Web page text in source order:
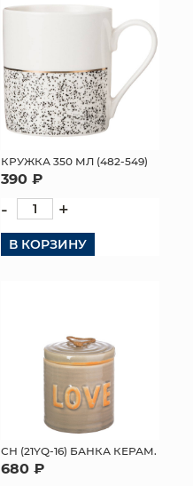
КРУЖКА 350 МЛ (482-549)
390 ₽
- +
В КОРЗИНУ
СН (21YQ-16) БАНКА КЕРАМ.
680 ₽